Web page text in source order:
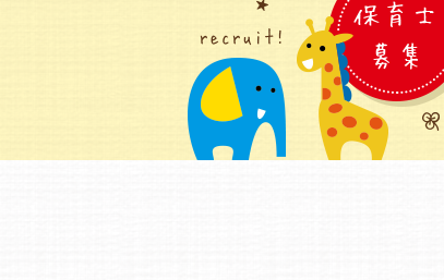
保育士
募集
recruit!